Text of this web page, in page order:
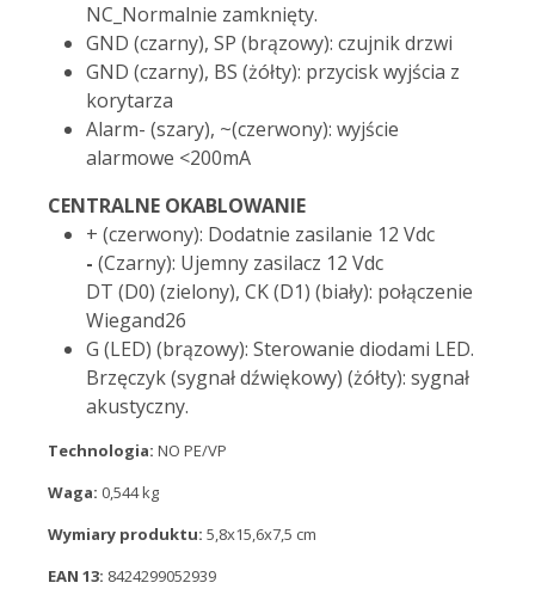
NC_Normalnie zamknięty.
GND (czarny), SP (brązowy): czujnik drzwi
GND (czarny), BS (żółty): przycisk wyjścia z
korytarza
Alarm- (szary), ~(czerwony): wyjście
alarmowe <200mA
CENTRALNE OKABLOWANIE
+ (czerwony): Dodatnie zasilanie 12 Vdc
- (Czarny): Ujemny zasilacz 12 Vdc
DT (D0) (zielony), CK (D1) (biały): połączenie
Wiegand26
G (LED) (brązowy): Sterowanie diodami LED.
Brzęczyk (sygnał dźwiękowy) (żółty): sygnał
akustyczny.
Technologia: NO PE/VP
Waga: 0,544 kg
Wymiary produktu: 5,8x15,6x7,5 cm
EAN 13: 8424299052939